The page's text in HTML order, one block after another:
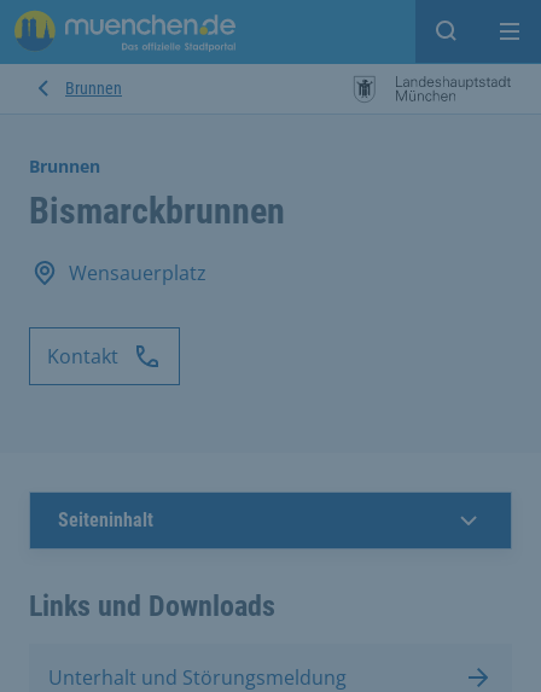
Suche
Brunnen
Brunnen
Bismarckbrunnen
Wensauerplatz
Kontakt
Seiteninhalt
Links und Downloads
Unterhalt und Störungsmeldung